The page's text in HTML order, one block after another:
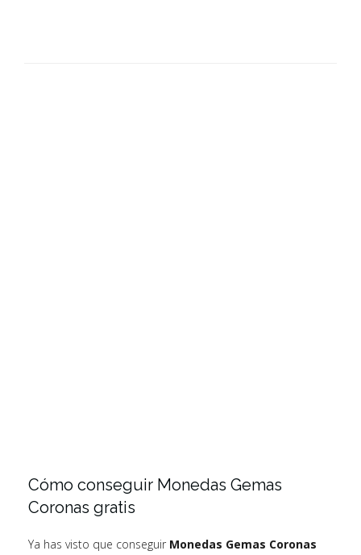
Cómo conseguir Monedas Gemas
Coronas gratis
Ya has visto que conseguir Monedas Gemas Coronas